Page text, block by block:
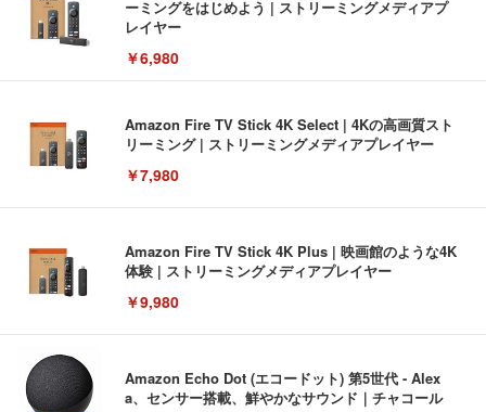
ーミングをはじめよう | ストリーミングメディアプ
レイヤー
￥6,980
Amazon Fire TV Stick 4K Select | 4Kの高画質スト
リーミング | ストリーミングメディアプレイヤー
￥7,980
Amazon Fire TV Stick 4K Plus | 映画館のような4K
体験 | ストリーミングメディアプレイヤー
￥9,980
Amazon Echo Dot (エコードット) 第5世代 - Alex
a、センサー搭載、鮮やかなサウンド｜チャコール